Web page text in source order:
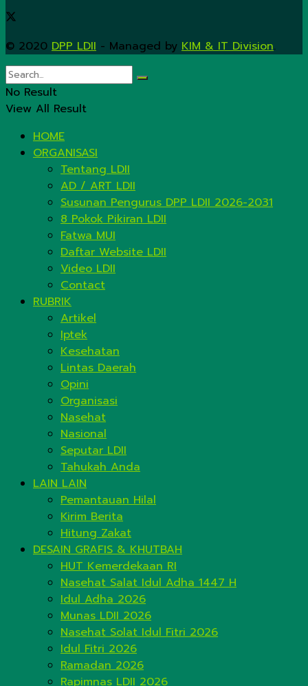
© 2020 DPP LDII - Managed by KIM & IT Division.
No Result
View All Result
HOME
ORGANISASI
Tentang LDII
AD / ART LDII
Susunan Pengurus DPP LDII 2026-2031
8 Pokok Pikiran LDII
Fatwa MUI
Daftar Website LDII
Video LDII
Contact
RUBRIK
Artikel
Iptek
Kesehatan
Lintas Daerah
Opini
Organisasi
Nasehat
Nasional
Seputar LDII
Tahukah Anda
LAIN LAIN
Pemantauan Hilal
Kirim Berita
Hitung Zakat
DESAIN GRAFIS & KHUTBAH
HUT Kemerdekaan RI
Nasehat Salat Idul Adha 1447 H
Idul Adha 2026
Munas LDII 2026
Nasehat Solat Idul Fitri 2026
Idul Fitri 2026
Ramadan 2026
Rapimnas LDII 2026